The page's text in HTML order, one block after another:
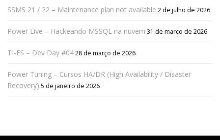
SSMS 21 / 22 – Maintenance plan not available 2 de julho de 2026
Power Live – Hackeando MSSQL na nuvem 31 de março de 2026
TI-ES – Dev Day #0428 de março de 2026
Power Tuning – Cursos HA/DR (High Availability / Disaster
Recovery) 5 de janeiro de 2026